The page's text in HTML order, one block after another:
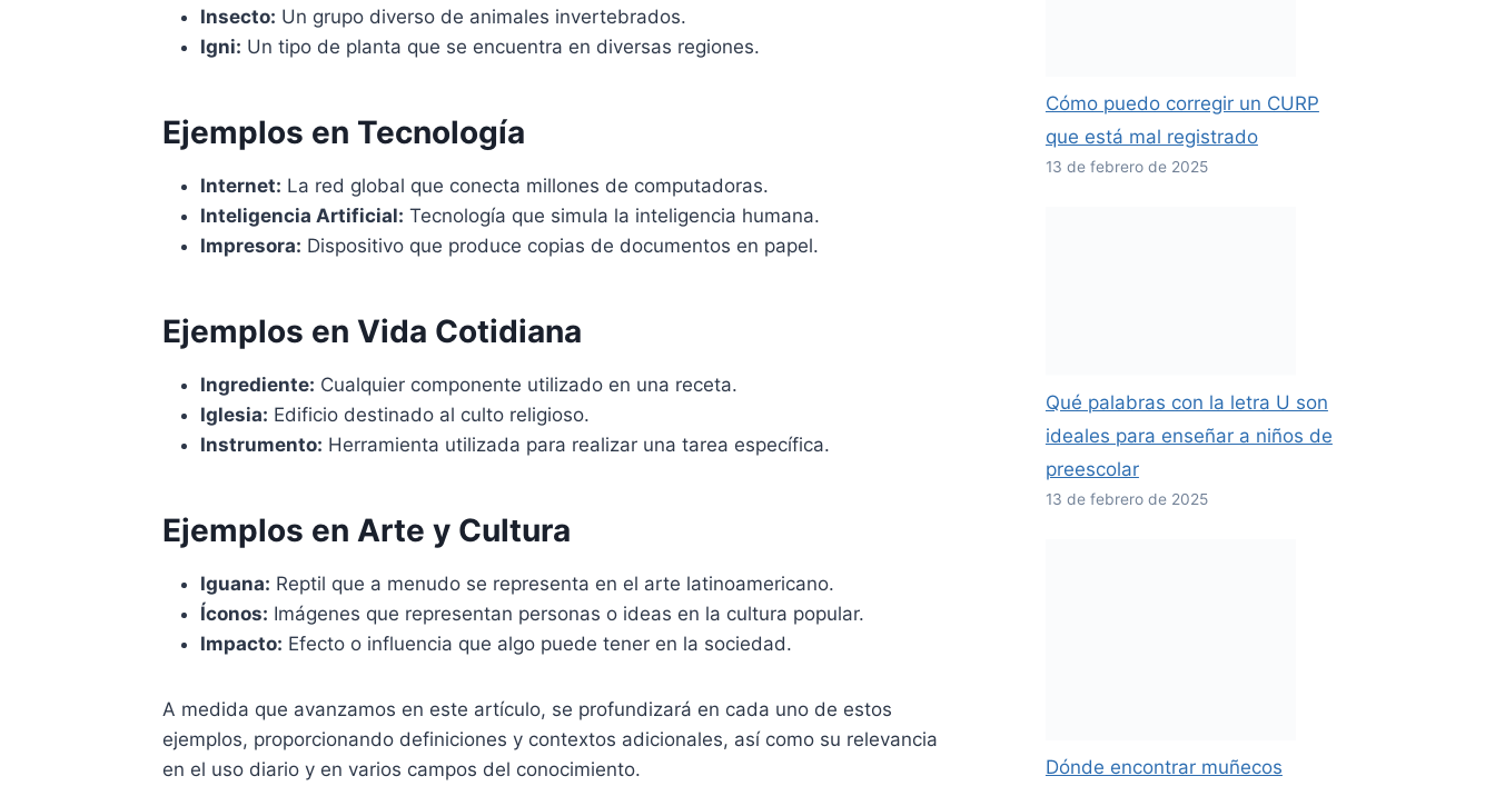
Insecto: Un grupo diverso de animales invertebrados.
Igni: Un tipo de planta que se encuentra en diversas regiones.
Ejemplos en Tecnología
Internet: La red global que conecta millones de computadoras.
Inteligencia Artificial: Tecnología que simula la inteligencia humana.
Impresora: Dispositivo que produce copias de documentos en papel.
Ejemplos en Vida Cotidiana
Ingrediente: Cualquier componente utilizado en una receta.
Iglesia: Edificio destinado al culto religioso.
Instrumento: Herramienta utilizada para realizar una tarea específica.
Ejemplos en Arte y Cultura
Iguana: Reptil que a menudo se representa en el arte latinoamericano.
Íconos: Imágenes que representan personas o ideas en la cultura popular.
Impacto: Efecto o influencia que algo puede tener en la sociedad.
A medida que avanzamos en este artículo, se profundizará en cada uno de estos
ejemplos, proporcionando definiciones y contextos adicionales, así como su relevancia
en el uso diario y en varios campos del conocimiento.
Cómo puedo corregir un CURP
que está mal registrado
13 de febrero de 2025
Qué palabras con la letra U son
ideales para enseñar a niños de
preescolar
13 de febrero de 2025
Dónde encontrar muñecos